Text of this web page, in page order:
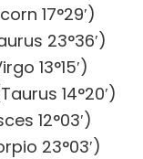
17°29′)
23°36′)
13°15′)
14°20′)
12°03′)
23°03′)